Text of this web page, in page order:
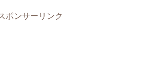
ポンサーリンク